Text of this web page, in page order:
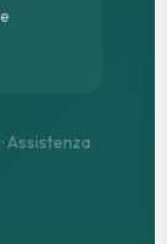
Assistenza